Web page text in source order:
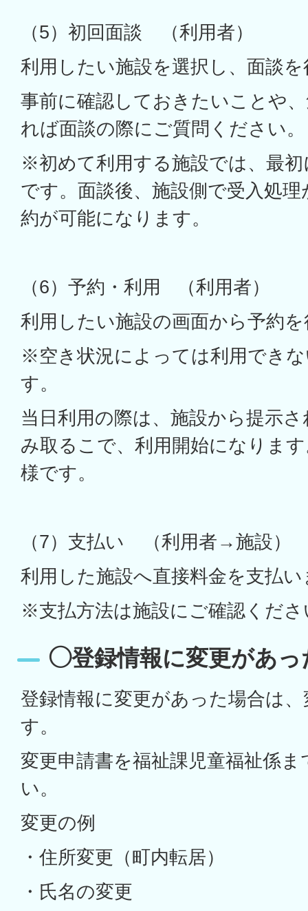
（5）初回面談 （利用者）
利用したい施設を選択し、面談
事前に確認しておきたいことや
れば面談の際にご質問ください。
※初めて利用する施設では、最
です。面談後、施設側で受入処
約が可能になります。
（6）予約・利用 （利用者）
利用したい施設の画面から予約
※空き状況によっては利用でき
す。
当日利用の際は、施設から提示
み取るこで、利用開始になりま
様です。
（7）支払い （利用者→施設）
利用した施設へ直接料金を支払
※支払方法は施設にご確認くださ
◯登録情報に変更があっ
登録情報に変更があった場合は
す。
変更申請書を福祉課児童福祉係
い。
変更の例
・住所変更（町内転居）
・氏名の変更